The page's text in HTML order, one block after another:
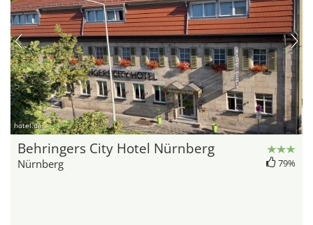
hotel.de
Behringers City Hotel Nürnberg
Nürnberg 79%